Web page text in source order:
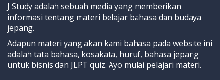
J Study adalah sebuah media yang memberikan
informasi tentang materi belajar bahasa dan budaya
jepang.
Adapun materi yang akan kami bahasa pada website ini
adalah tata bahasa, kosakata, huruf, bahasa jepang
untuk bisnis dan JLPT quiz. Ayo mulai pelajari materi.